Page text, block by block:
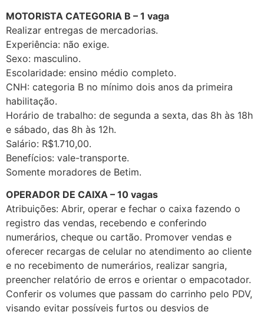
MOTORISTA CATEGORIA B – 1 vaga
Realizar entregas de mercadorias.
Experiência: não exige.
Sexo: masculino.
Escolaridade: ensino médio completo.
CNH: categoria B no mínimo dois anos da primeira
habilitação.
Horário de trabalho: de segunda a sexta, das 8h às 18h
e sábado, das 8h às 12h.
Salário: R$1.710,00.
Benefícios: vale-transporte.
Somente moradores de Betim.
OPERADOR DE CAIXA – 10 vagas
Atribuições: Abrir, operar e fechar o caixa fazendo o
registro das vendas, recebendo e conferindo
numerários, cheque ou cartão. Promover vendas e
oferecer recargas de celular no atendimento ao cliente
e no recebimento de numerários, realizar sangria,
preencher relatório de erros e orientar o empacotador.
Conferir os volumes que passam do carrinho pelo PDV,
visando evitar possíveis furtos ou desvios de